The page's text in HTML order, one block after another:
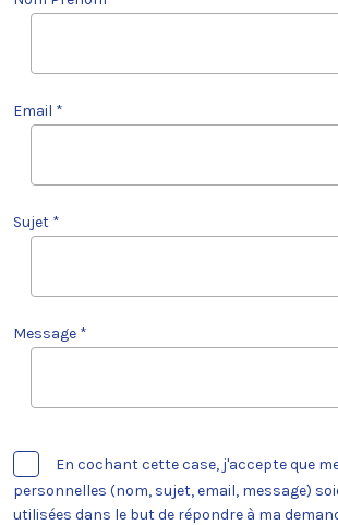
Email *
Sujet *
Message *
En cochant cette case, j'accepte que
personnelles (nom, sujet, email, message)
utilisées dans le but de répondre à ma